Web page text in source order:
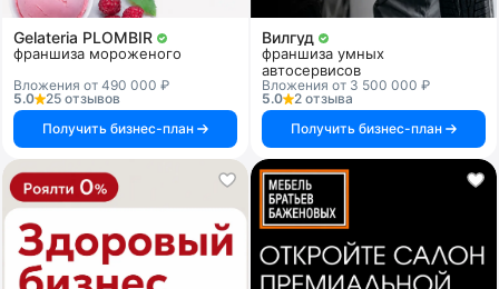
Gelateria PLOMBIR
франшиза мороженого
Вложения от 490 000 ₽
5.0
25 отзывов
Получить бизнес-план
Вилгуд
франшиза умных
автосервисов
Вложения от 3 500 000 ₽
5.0
2 отзыва
Получить бизнес-план